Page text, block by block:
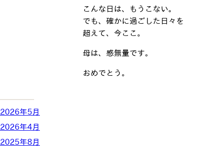
こんな日は、もうこない。
でも、確かに過ごした日々を
超えて、今ここ。
母は、感無量です。
おめでとう。
2026年5月
2026年4月
2025年8月